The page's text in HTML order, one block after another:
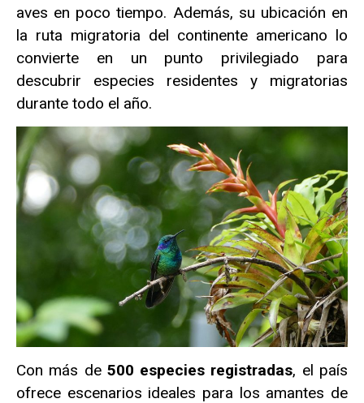
aves en poco tiempo. Además, su ubicación en
la ruta migratoria del continente americano lo
convierte en un punto privilegiado para
descubrir especies residentes y migratorias
durante todo el año.
Con más de 500 especies registradas, el país
ofrece escenarios ideales para los amantes de